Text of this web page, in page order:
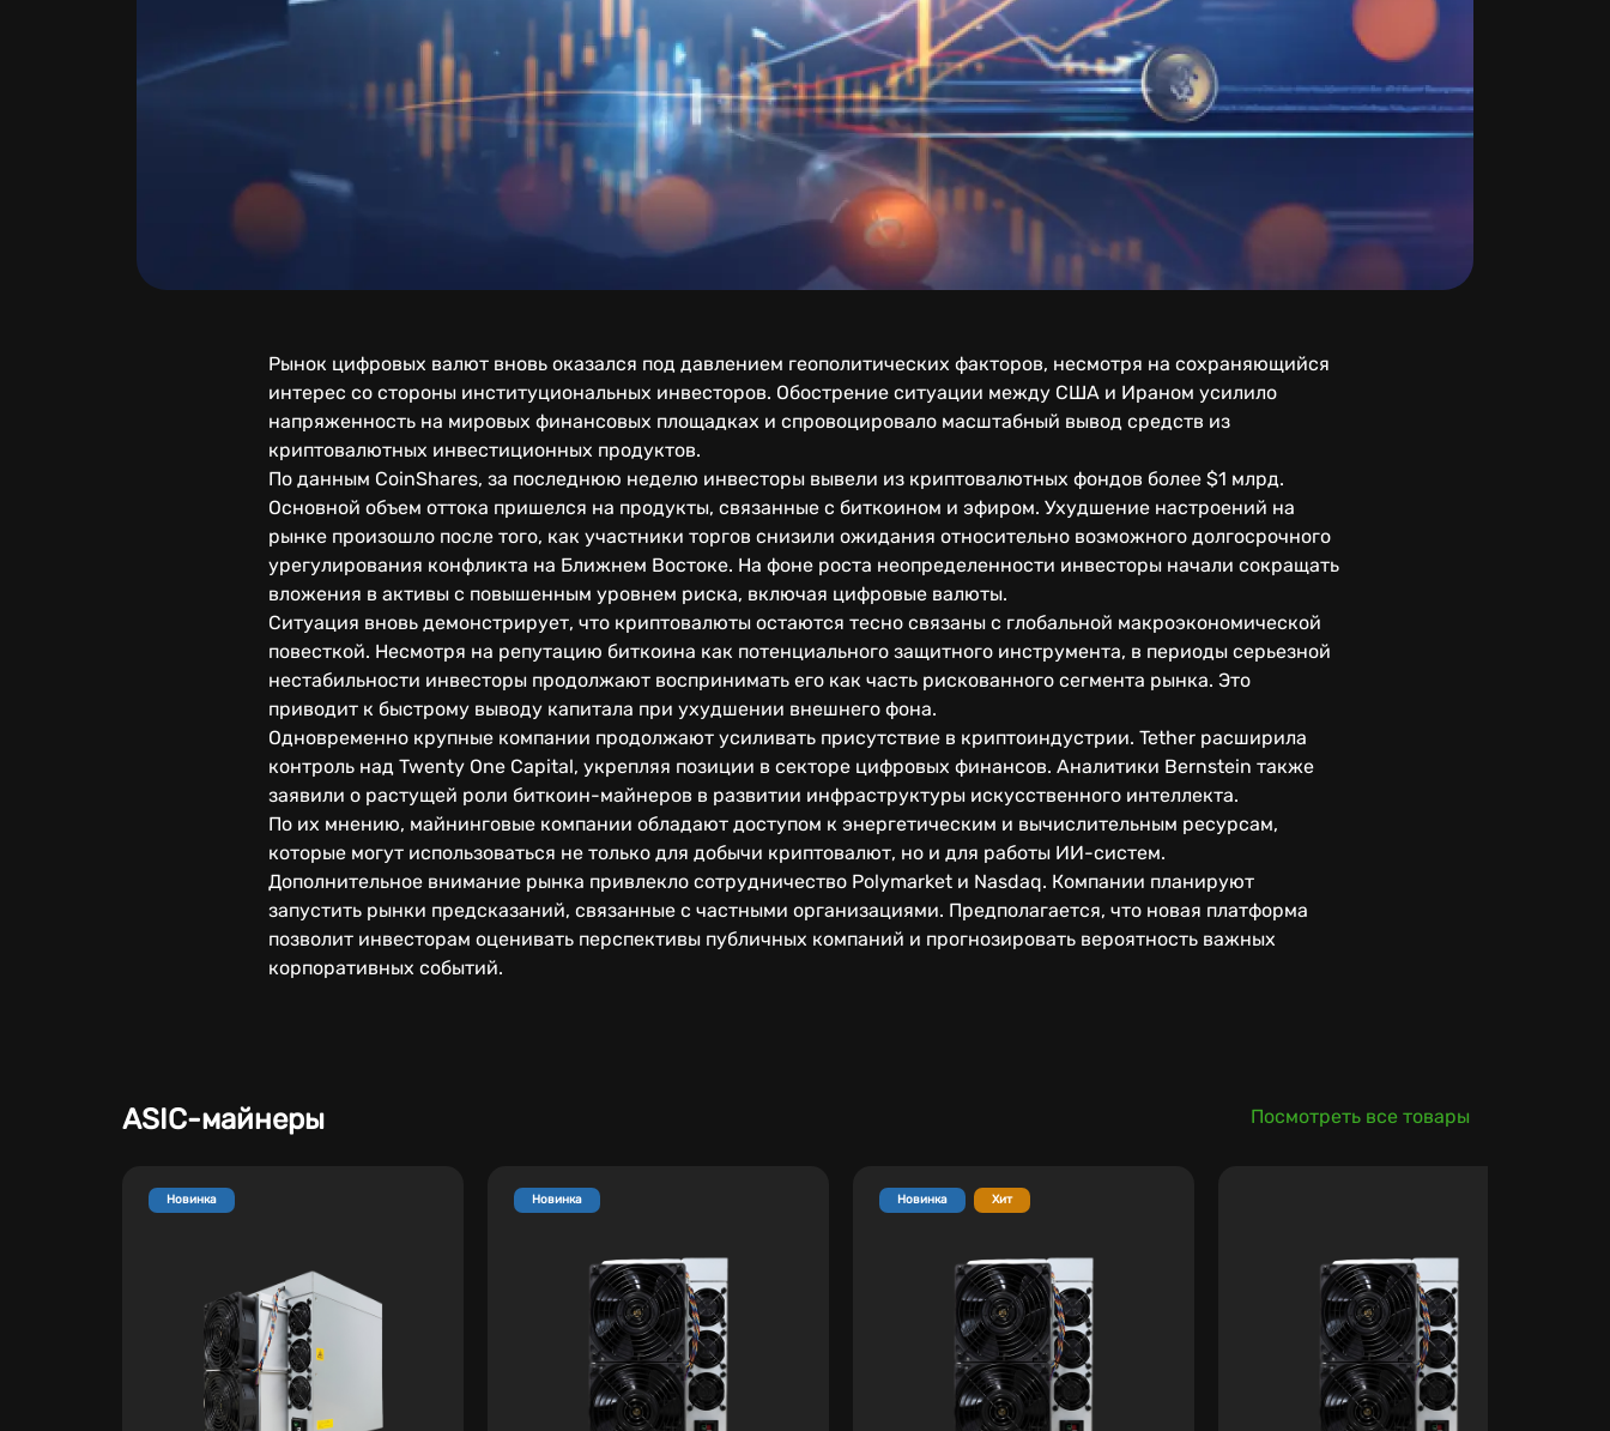
Рынок цифровых валют вновь оказался под давлением геополитических факторов, несмотря на сохраняющийся
интерес со стороны институциональных инвесторов. Обострение ситуации между США и Ираном усилило
напряженность на мировых финансовых площадках и спровоцировало масштабный вывод средств из
криптовалютных инвестиционных продуктов.
По данным CoinShares, за последнюю неделю инвесторы вывели из криптовалютных фондов более $1 млрд.
Основной объем оттока пришелся на продукты, связанные с биткоином и эфиром. Ухудшение настроений на
рынке произошло после того, как участники торгов снизили ожидания относительно возможного долгосрочного
урегулирования конфликта на Ближнем Востоке. На фоне роста неопределенности инвесторы начали сокращать
вложения в активы с повышенным уровнем риска, включая цифровые валюты.
Ситуация вновь демонстрирует, что криптовалюты остаются тесно связаны с глобальной макроэкономической
повесткой. Несмотря на репутацию биткоина как потенциального защитного инструмента, в периоды серьезной
нестабильности инвесторы продолжают воспринимать его как часть рискованного сегмента рынка. Это
приводит к быстрому выводу капитала при ухудшении внешнего фона.
Одновременно крупные компании продолжают усиливать присутствие в криптоиндустрии. Tether расширила
контроль над Twenty One Capital, укрепляя позиции в секторе цифровых финансов. Аналитики Bernstein также
заявили о растущей роли биткоин-майнеров в развитии инфраструктуры искусственного интеллекта.
По их мнению, майнинговые компании обладают доступом к энергетическим и вычислительным ресурсам,
которые могут использоваться не только для добычи криптовалют, но и для работы ИИ-систем.
Дополнительное внимание рынка привлекло сотрудничество Polymarket и Nasdaq. Компании планируют
запустить рынки предсказаний, связанные с частными организациями. Предполагается, что новая платформа
позволит инвесторам оценивать перспективы публичных компаний и прогнозировать вероятность важных
корпоративных событий.
ASIC-майнеры Посмотреть все товары
Новинка Новинка Новинка Хит